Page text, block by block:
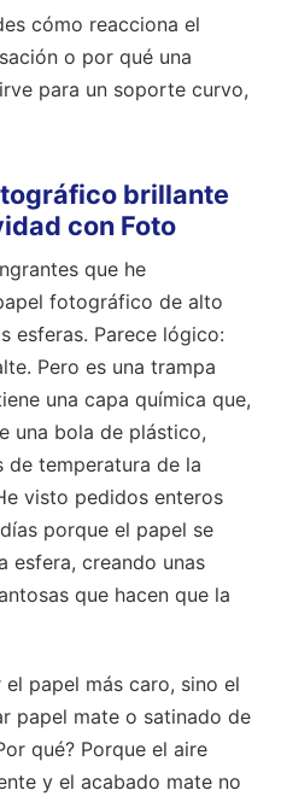
cómo reacciona el
o por qué una
para un soporte curvo,
brillante
con Foto
que he
fotográfico de alto
esferas. Parece lógico:
Pero es una trampa
una capa química que,
una bola de plástico,
de temperatura de la
visto pedidos enteros
porque el papel se
esfera, creando unas
que hacen que la
papel más caro, sino el
papel mate o satinado de
qué? Porque el aire
y el acabado mate no